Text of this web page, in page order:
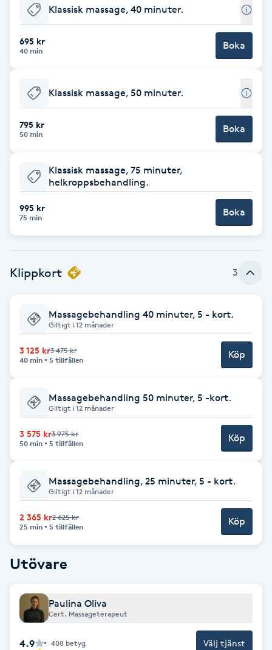
Babylights
Balayage
Bambumassage
Barber
Barnklippning
BIAB
Brynfärgning
Brynplockning
Bröllopsuppsättning
Celluliter
Coachning
Color correction
Cryoterapi
D
Damklippning
Klassisk massage, 40 minuter.
695 kr
40 min Boka
Klassisk massage, 50 minuter.
795 kr
50 min Boka
Klassisk massage, 75 minuter,
helkroppsbehandling.
995 kr
75 min Boka
Klippkort 3
Massagebehandling 40 minuter, 5 - kort.
Giltigt i 12 månader
3 125 kr3 475 kr
40 min
5 tillfällen Köp
Massagebehandling 50 minuter, 5 -kort.
Giltigt i 12 månader
3 575 kr3 975 kr
50 min
5 tillfällen Köp
Massagebehandling, 25 minuter, 5 - kort.
Giltigt i 12 månader
2 365 kr2 625 kr
25 min
5 tillfällen Köp
Utövare
Paulina Oliva
Cert. Massageterapeut
4.9 408 betyg Välj tjänst